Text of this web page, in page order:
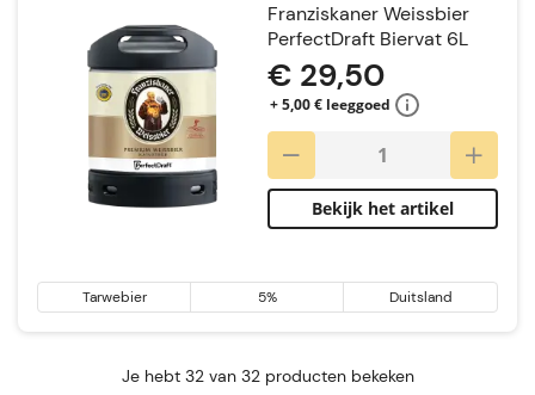
Franziskaner Weissbier
PerfectDraft Biervat 6L
€ 29,50
+ 5,00 € leeggoed
Bekijk het artikel
Tarwebier 5% Duitsland
Je hebt 32 van 32 producten bekeken